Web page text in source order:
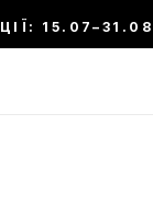
15.07–31.08